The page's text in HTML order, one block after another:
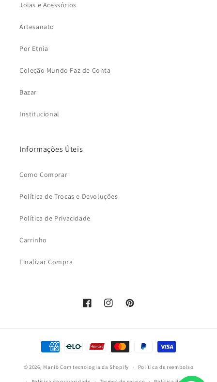
Joias e Acessórios
Artesanato
Por Etnia
Coleção Mundo Faz de Conta
Bazar
Institucional
Informações Úteis
Como Comprar
Política de Trocas e Devoluções
Política de Privacidade
Carrinho
Finalizar Compra
FacebookInstagramPinterest
Formas
de
pagamento
© 2026, Maniò Com tecnologia da Shopify Política de reembolso